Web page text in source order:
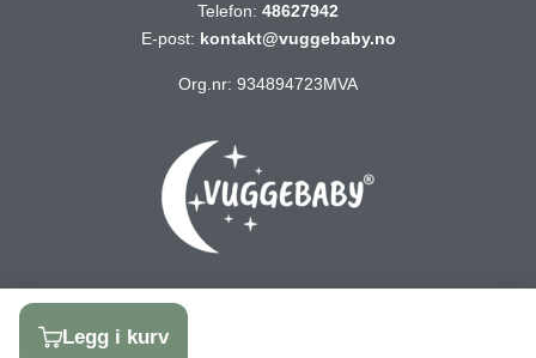
Legg i kurv
Telefon: 48627942
E-post: kontakt@vuggebaby.no
Org.nr: 934894723MVA